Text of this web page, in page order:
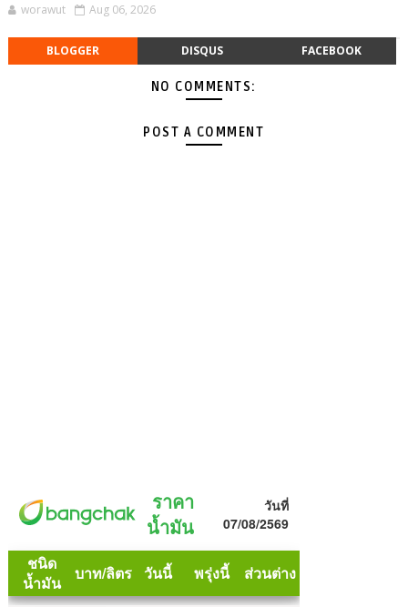
worawut Aug 06, 2026
BLOGGER DISQUS FACEBOOK
NO COMMENTS:
POST A COMMENT